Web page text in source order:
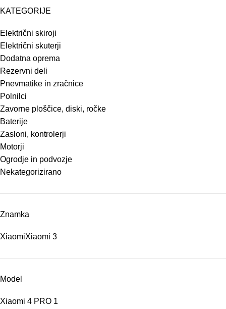
KATEGORIJE
Električni skiroji
Električni skuterji
Dodatna oprema
Rezervni deli
Pnevmatike in zračnice
Polnilci
Zavorne ploščice, diski, ročke
Baterije
Zasloni, kontrolerji
Motorji
Ogrodje in podvozje
Nekategorizirano
Znamka
XiaomiXiaomi 3
Model
Xiaomi 4 PRO 1